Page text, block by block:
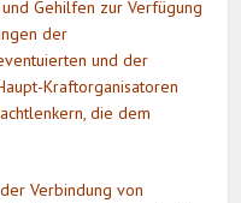
Gehilfen zur Verfügung
der
und der
Kraftorganisatoren
die dem
Verbindung von